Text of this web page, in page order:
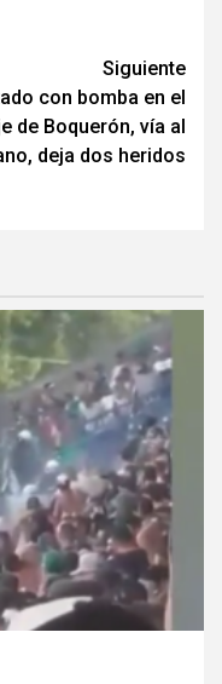
Siguiente
con bomba en el
de Boquerón, vía al
deja dos heridos